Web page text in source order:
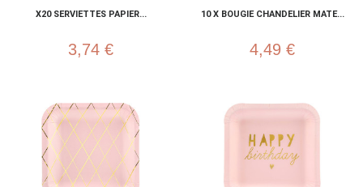
X20 SERVIETTES PAPIER...
3,74 €
10 X BOUGIE CHANDELIER MATE...
4,49 €